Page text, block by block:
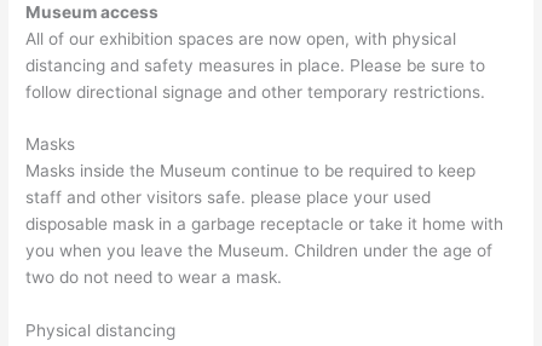
Museum access
All of our exhibition spaces are now open, with physical
distancing and safety measures in place. Please be sure to
follow directional signage and other temporary restrictions.
Masks
Masks inside the Museum continue to be required to keep
staff and other visitors safe. please place your used
disposable mask in a garbage receptacle or take it home with
you when you leave the Museum. Children under the age of
two do not need to wear a mask.
Physical distancing